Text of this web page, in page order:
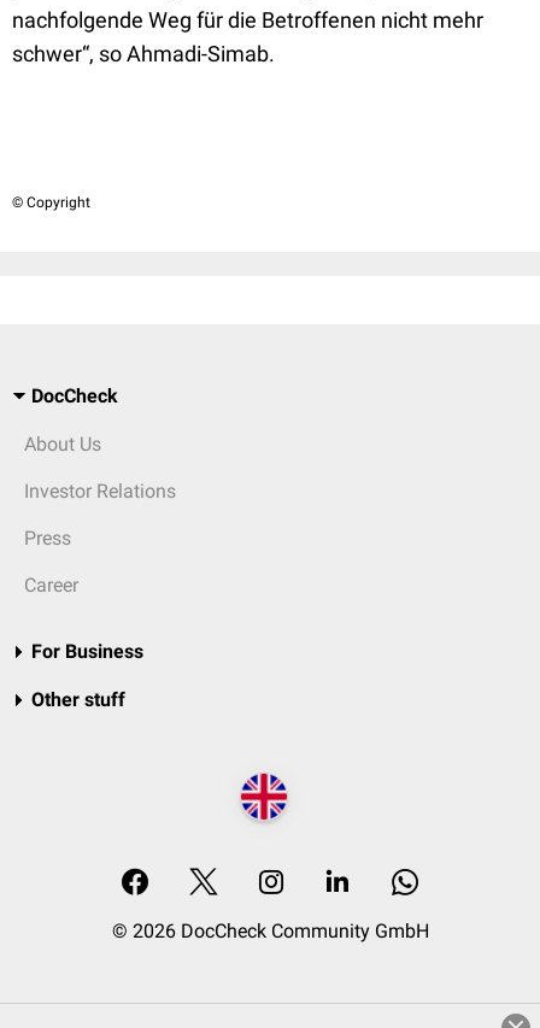
nachfolgende Weg für die Betroffenen nicht mehr
schwer“, so Ahmadi-Simab.
© Copyright
DocCheck
About Us
Investor Relations
Press
Career
For Business
Other stuff
© 2026 DocCheck Community GmbH